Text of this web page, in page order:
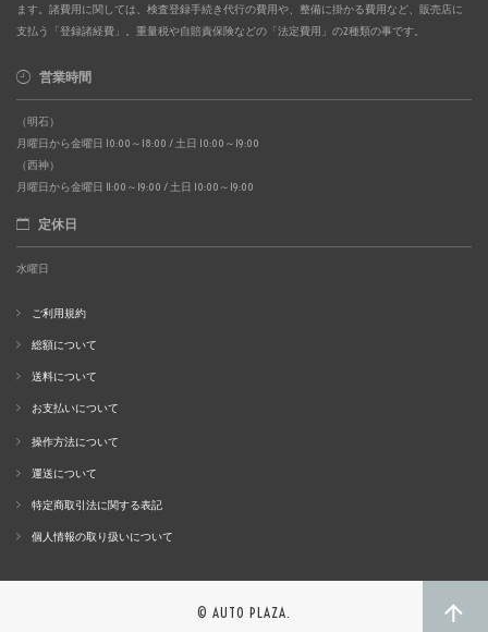
ます。諸費用に関しては、検査登録手続き代行の費用や、整備に掛かる費用など、販売店に
支払う「登録諸経費」。重量税や自賠責保険などの「法定費用」の2種類の事です。
営業時間
（明石）
月曜日から金曜日 10:00～18:00 / 土日 10:00～19:00
（西神）
月曜日から金曜日 11:00～19:00 / 土日 10:00～19:00
定休日
水曜日
ご利用規約
総額について
送料について
お支払いについて
操作方法について
運送について
特定商取引法に関する表記
個人情報の取り扱いについて
© AUTO PLAZA.